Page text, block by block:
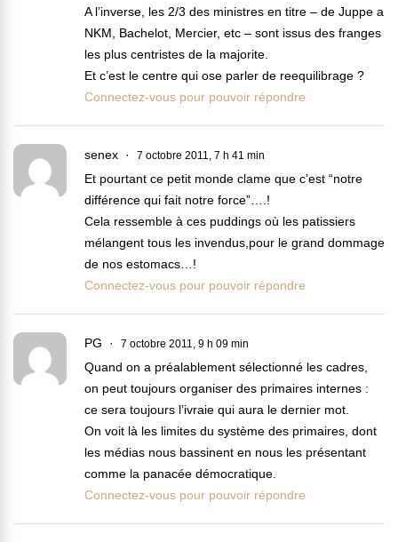
A l’inverse, les 2/3 des ministres en titre – de Juppe a
NKM, Bachelot, Mercier, etc – sont issus des franges
les plus centristes de la majorite.
Et c’est le centre qui ose parler de reequilibrage ?
Connectez-vous pour pouvoir répondre
senex 7 octobre 2011, 7 h 41 min
Et pourtant ce petit monde clame que c’est “notre
différence qui fait notre force”….!
Cela ressemble à ces puddings où les patissiers
mélangent tous les invendus,pour le grand dommage
de nos estomacs…!
Connectez-vous pour pouvoir répondre
PG 7 octobre 2011, 9 h 09 min
Quand on a préalablement sélectionné les cadres,
on peut toujours organiser des primaires internes :
ce sera toujours l’ivraie qui aura le dernier mot.
On voit là les limites du système des primaires, dont
les médias nous bassinent en nous les présentant
comme la panacée démocratique.
Connectez-vous pour pouvoir répondre